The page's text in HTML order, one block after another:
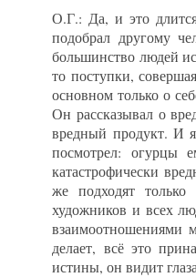
О.Г.: Да, и это
подобрал другому
большинство людей
то поступки,
основном только о
Он рассказывал о
вредный продукт. И
посмотрел: огурцы
катастрофически
же подходят только
художников и всех
взаимоотношениями
делает, всё это
истины, он видит